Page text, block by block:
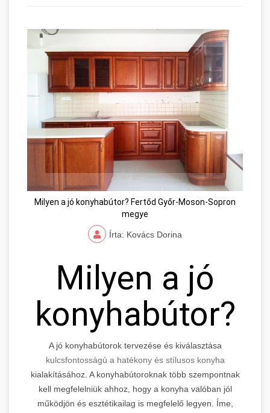
Milyen a jó konyhabútor? Fertőd Győr-Moson-Sopron
megye
Írta: Kovács Dorina
Milyen a jó
konyhabútor?
A jó konyhabútorok tervezése és kiválasztása
kulcsfontosságú a hatékony és stílusos konyha
kialakításához. A konyhabútoroknak több szempontnak
kell megfelelniük ahhoz, hogy a konyha valóban jól
működjön és esztétikailag is megfelelő legyen. Íme,